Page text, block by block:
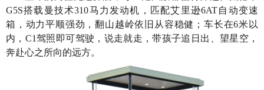
G5S搭载曼技术310马力发动机，匹配艾里逊6AT自动变速
箱，动力平顺强劲，翻山越岭依旧从容稳健；车长在6米以
内，C1驾照即可驾驶，说走就走，带孩子追日出、望星空，
奔赴心之所向的远方。